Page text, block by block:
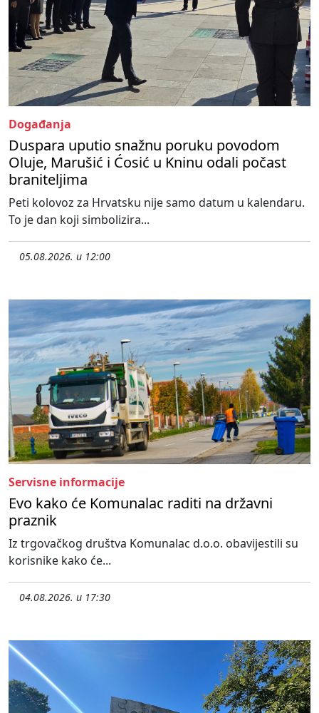
Događanja
Duspara uputio snažnu poruku povodom
Oluje, Marušić i Ćosić u Kninu odali počast
braniteljima
Peti kolovoz za Hrvatsku nije samo datum u kalendaru.
To je dan koji simbolizira...
05.08.2026. u 12:00
Servisne informacije
Evo kako će Komunalac raditi na državni
praznik
Iz trgovačkog društva Komunalac d.o.o. obavijestili su
korisnike kako će...
04.08.2026. u 17:30